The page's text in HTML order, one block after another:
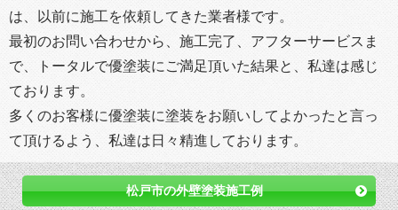
は、以前に施工を依頼してきた業者様です。
最初のお問い合わせから、施工完了、アフターサービスま
で、トータルで優塗装にご満足頂いた結果と、私達は感じ
ております。
多くのお客様に優塗装に塗装をお願いしてよかったと言っ
て頂けるよう、私達は日々精進しております。
松戸市の外壁塗装施工例